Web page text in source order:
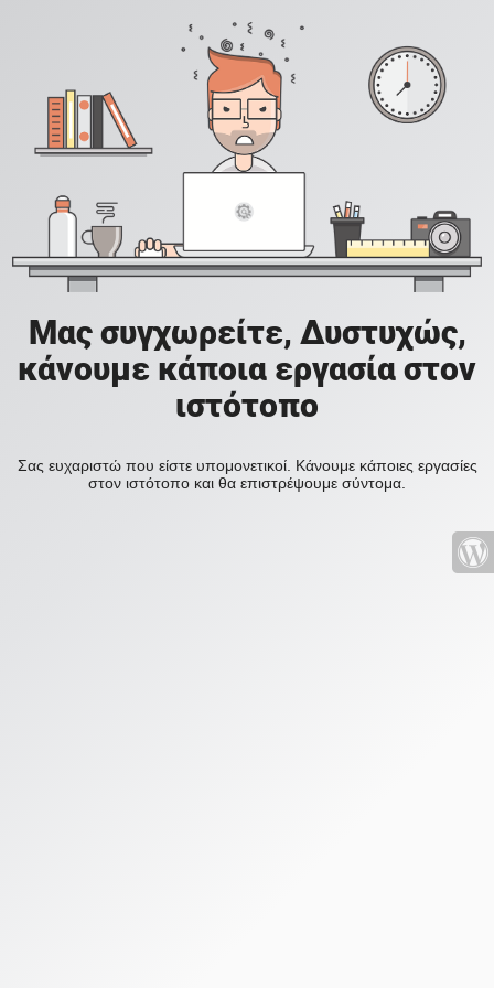
Μας συγχωρείτε, Δυστυχώς,
κάνουμε κάποια εργασία στον
ιστότοπο
Σας ευχαριστώ που είστε υπομονετικοί. Κάνουμε κάποιες εργασίες
στον ιστότοπο και θα επιστρέψουμε σύντομα.